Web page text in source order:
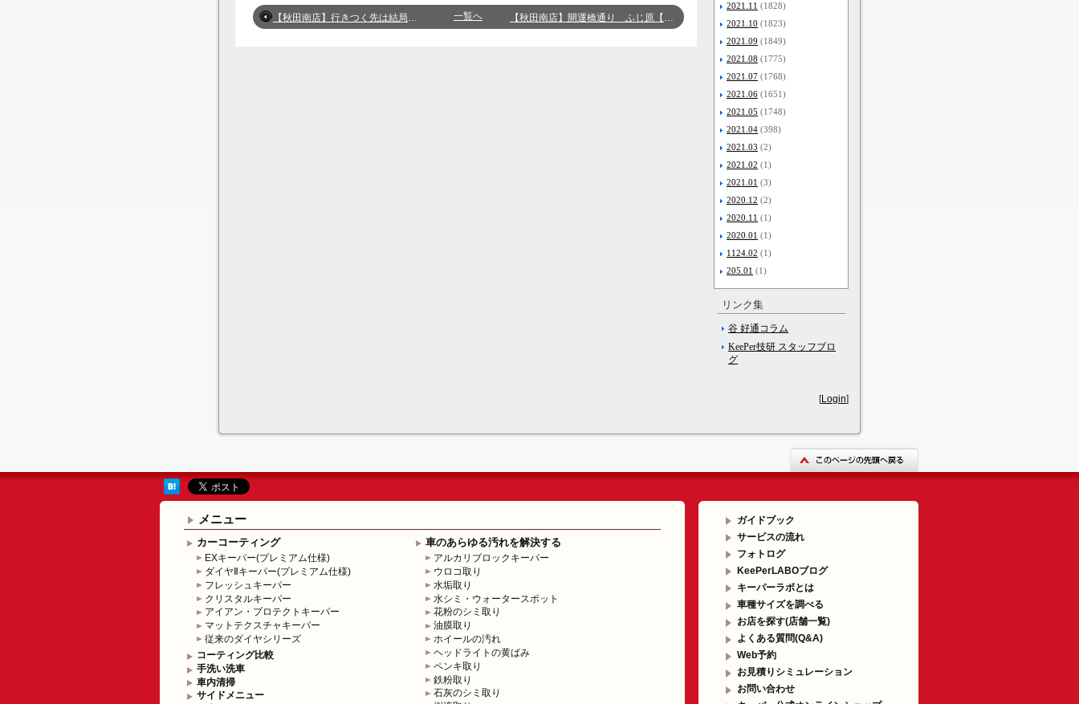
【秋田南店】行きつく先は結局・・・【竹本】 一覧へ 【秋田南店】開運橋通り ふじ原【奥澤】
2021.11 (1828)
2021.10 (1823)
2021.09 (1849)
2021.08 (1775)
2021.07 (1768)
2021.06 (1651)
2021.05 (1748)
2021.04 (398)
2021.03 (2)
2021.02 (1)
2021.01 (3)
2020.12 (2)
2020.11 (1)
2020.01 (1)
1124.02 (1)
205.01 (1)
リンク集
谷 好通コラム
KeePer技研 スタッフブロ
グ
[Login]
メニュー
カーコーティング
EXキーパー(プレミアム仕様)
ダイヤⅡキーパー(プレミアム仕様)
フレッシュキーパー
クリスタルキーパー
アイアン・プロテクトキーパー
マットテクスチャキーパー
従来のダイヤシリーズ
コーティング比較
手洗い洗車
車内清掃
サイドメニュー
車のあらゆる汚れを解決する
アルカリブロックキーパー
ウロコ取り
水垢取り
水シミ・ウォータースポット
花粉のシミ取り
油膜取り
ホイールの汚れ
ヘッドライトの黄ばみ
ペンキ取り
鉄粉取り
石灰のシミ取り
ガイドブック
サービスの流れ
フォトログ
KeePerLABOブログ
キーパーラボとは
車種サイズを調べる
お店を探す(店舗一覧)
よくある質問(Q&A)
Web予約
お見積りシミュレーション
お問い合わせ